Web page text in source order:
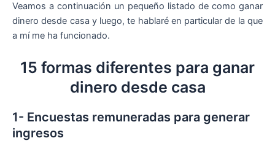
Veamos a continuación un pequeño listado de como ganar
dinero desde casa y luego, te hablaré en particular de la que
a mí me ha funcionado.
15 formas diferentes para ganar
dinero desde casa
1- Encuestas remuneradas para generar
ingresos